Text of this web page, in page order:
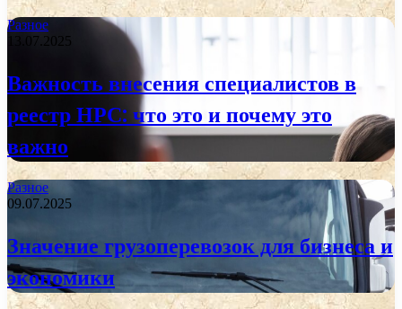
Разное
13.07.2025
Важность внесения специалистов в
реестр НРС: что это и почему это
важно
Разное
09.07.2025
Значение грузоперевозок для бизнеса и
экономики